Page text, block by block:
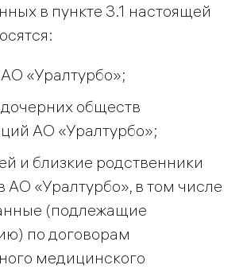
в пункте 3.1 настоящей
«Уралтурбо»;
обществ
АО «Уралтурбо»;
и близкие родственники
АО «Уралтурбо», в том числе
(подлежащие
по договорам
медицинского